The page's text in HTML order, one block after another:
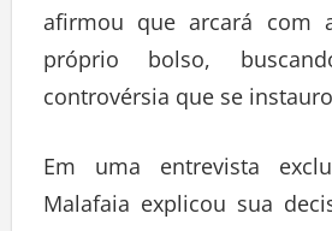
afirmou que arcará com
próprio bolso,
controvérsia que se
Em uma entrevista
Malafaia explicou sua